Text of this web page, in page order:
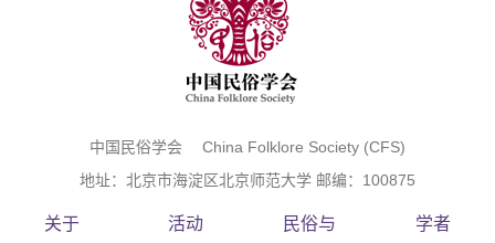
中国民俗学会 China Folklore Society (CFS)
地址：北京市海淀区北京师范大学 邮编：100875
关于 活动 民俗与 学者